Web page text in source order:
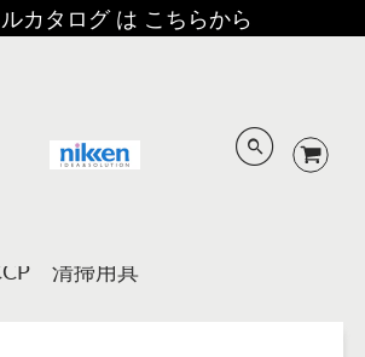
カタログ は こちらから
清掃用具